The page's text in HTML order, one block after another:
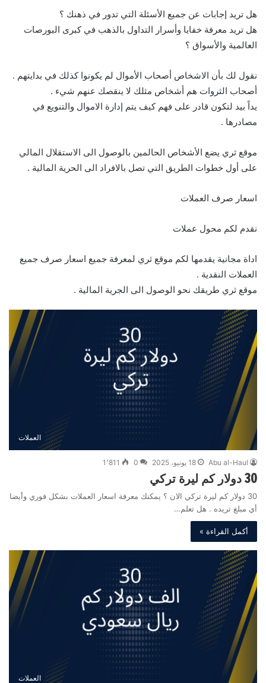
هل تريد إجابات عن جميع الأسئلة التي تدور في ذهنك ؟
هل تريد معرفة خفايا وأسرار التداول بالذهب في كبرى البورصات
العالمية والأسواق ؟
نقول لك بأن الاشخاص أصحاب الأموال لم يكونوا كذلك في بدايتهم .
أصحاب الثروات هم أشخاص مثلك لا ينقصك عنهم شيء .
يداً بيد لتكون قادر على فهم كيف يتم إدارة الاموال والتنويع في
مصادرها .
موقع ثري يضع الأشخاص الحالمين بالوصول الى الاستقلال المالي
على أول خطوات الطريق التي تصل بالافراد الى الحرية المالية .
اسعار صرف العملات
نقدم لكم محول عملات
اداة مجانية يقدمها لكم موقع ثري لمعرفة جميع اسعار صرف جميع
العملات النقدية .
موقع ثري طريقك نحو الوصول الى الجرية المالية .
العملات
Abu al-Haul 18 يونيو، 2025 0 1٬811
30 دولار كم ليرة تركي
30 دولار كم ليرة تركي الان ؟ يمكنك معرفة اسعار العملات بشكل فوري وأيضا
أي مبلغ تريده . هل تعلم…
أكمل القراءة »
العملات